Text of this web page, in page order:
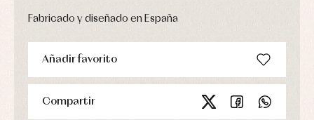
Fabricado y diseñado en España
Añadir favorito
Compartir